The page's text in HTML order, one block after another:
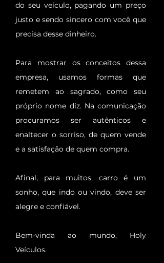
do seu veículo, pagando um preço
justo e sendo sincero com você que
precisa desse dinheiro.
Para mostrar os conceitos dessa
empresa, usamos formas que
remetem ao sagrado, como seu
próprio nome diz. Na comunicação
procuramos ser autênticos e
enaltecer o sorriso, de quem vende
e a satisfação de quem compra.
Afinal, para muitos, carro é um
sonho, que indo ou vindo, deve ser
alegre e confiável.
Bem-vinda ao mundo, Holy
Veículos.